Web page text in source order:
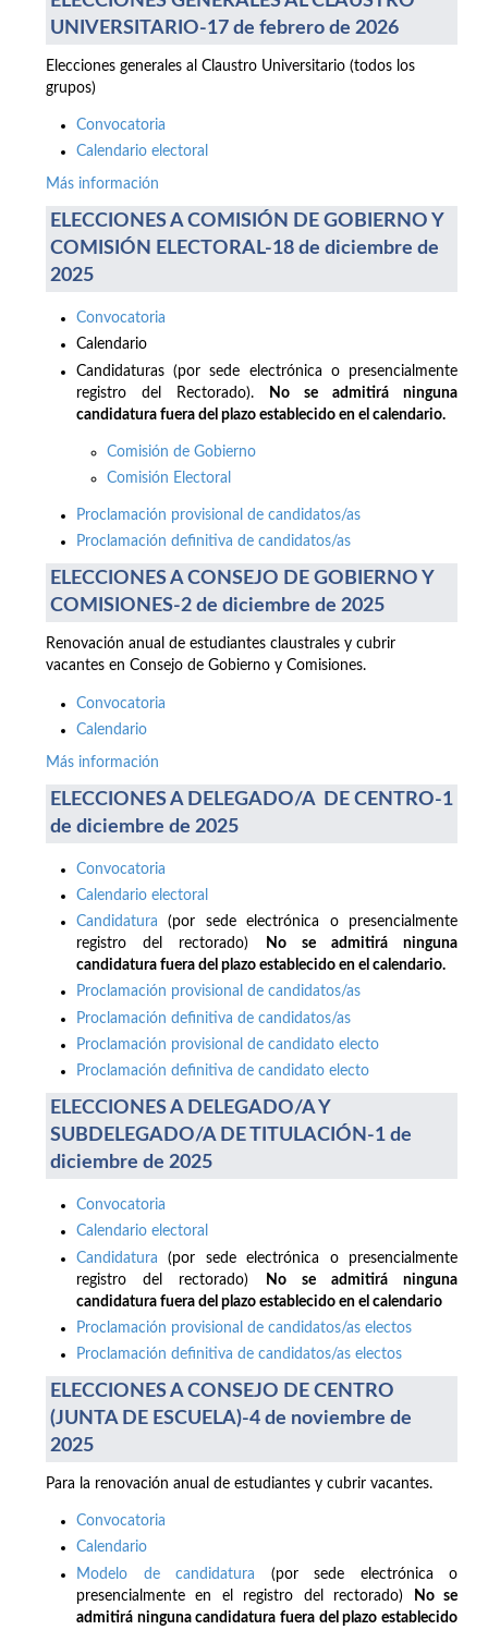
UNIVERSITARIO-17 de febrero de 2026
Elecciones generales al Claustro Universitario (todos los
grupos)
Convocatoria
Calendario electoral
Más información
ELECCIONES A COMISIÓN DE GOBIERNO Y
COMISIÓN ELECTORAL-18 de diciembre de
2025
Convocatoria
Calendario
Candidaturas (por sede electrónica o presencialmente
registro del Rectorado).
No se admitirá ninguna
candidatura fuera del plazo establecido en el calendario.
Comisión de Gobierno
Comisión Electoral
Proclamación provisional de candidatos/as
Proclamación definitiva de candidatos/as
ELECCIONES A CONSEJO DE GOBIERNO Y
COMISIONES-2 de diciembre de 2025
Renovación anual de estudiantes claustrales y cubrir
vacantes en Consejo de Gobierno y Comisiones.
Convocatoria
Calendario
Más información
ELECCIONES A DELEGADO/A DE CENTRO-1
de diciembre de 2025
Convocatoria
Calendario electoral
Candidatura (por sede electrónica o presencialmente
registro del rectorado)
No se admitirá ninguna
candidatura fuera del plazo establecido en el calendario.
Proclamación provisional de candidatos/as
Proclamación definitiva de candidatos/as
Proclamación provisional de candidato electo
Proclamación definitiva de candidato electo
ELECCIONES A DELEGADO/A Y
SUBDELEGADO/A DE TITULACIÓN-1 de
diciembre de 2025
Convocatoria
Calendario electoral
Candidatura (por sede electrónica o presencialmente
registro del rectorado)
No se admitirá ninguna
candidatura fuera del plazo establecido en el calendario
Proclamación provisional de candidatos/as electos
Proclamación definitiva de candidatos/as electos
ELECCIONES A CONSEJO DE CENTRO
(JUNTA DE ESCUELA)-4 de noviembre de
2025
Para la renovación anual de estudiantes y cubrir vacantes.
Convocatoria
Calendario
Modelo de candidatura (por sede electrónica o
presencialmente en el registro del rectorado)
No se
admitirá ninguna candidatura fuera del plazo establecido